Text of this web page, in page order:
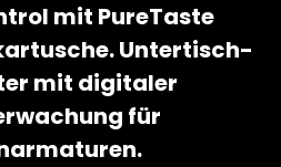
mit PureTaste
Untertisch-
mit digitaler
für